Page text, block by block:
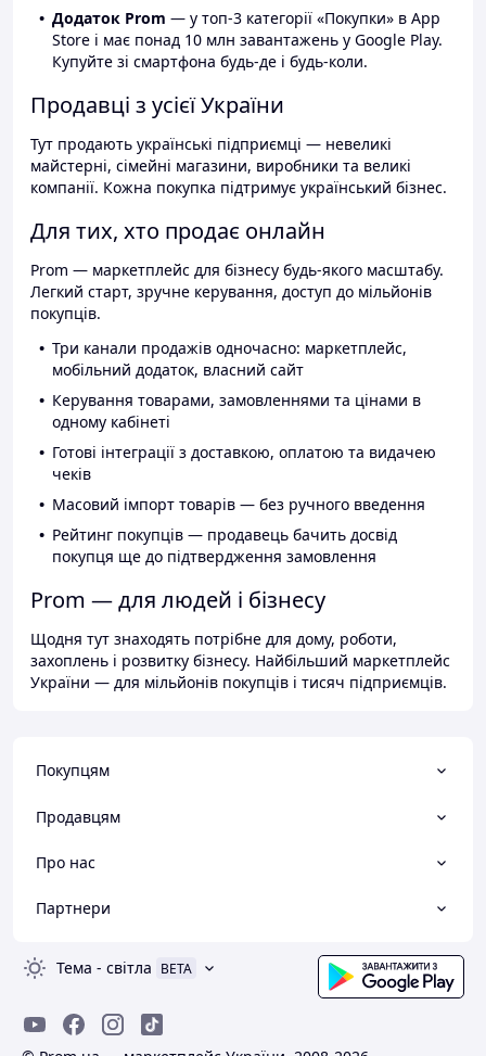
Додаток Prom — у топ-3 категорії «Покупки» в App
Store і має понад 10 млн завантажень у Google Play.
Купуйте зі смартфона будь-де і будь-коли.
Продавці з усієї України
Тут продають українські підприємці — невеликі
майстерні, сімейні магазини, виробники та великі
компанії. Кожна покупка підтримує український бізнес.
Для тих, хто продає онлайн
Prom — маркетплейс для бізнесу будь-якого масштабу.
Легкий старт, зручне керування, доступ до мільйонів
покупців.
Три канали продажів одночасно: маркетплейс,
мобільний додаток, власний сайт
Керування товарами, замовленнями та цінами в
одному кабінеті
Готові інтеграції з доставкою, оплатою та видачею
чеків
Масовий імпорт товарів — без ручного введення
Рейтинг покупців — продавець бачить досвід
покупця ще до підтвердження замовлення
Prom — для людей і бізнесу
Щодня тут знаходять потрібне для дому, роботи,
захоплень і розвитку бізнесу. Найбільший маркетплейс
України — для мільйонів покупців і тисяч підприємців.
Покупцям
Продавцям
Про нас
Партнери
Тема - світла BETA